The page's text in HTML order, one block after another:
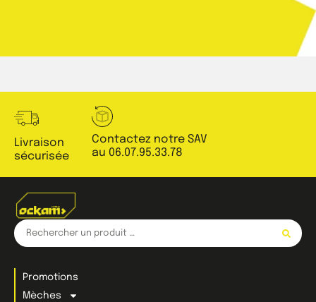
Livraison
sécurisée
Contactez notre SAV
au 06.07.95.33.78
Promotions
Mèches